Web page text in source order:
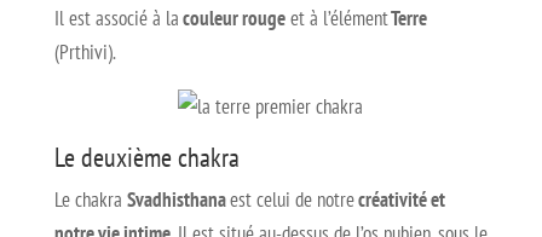
Il est associé à lacouleur rougeet à l’élémentTerre
(Prthivi).
Le deuxième chakra
Le chakra Svadhisthanaest celui de notrecréativité et